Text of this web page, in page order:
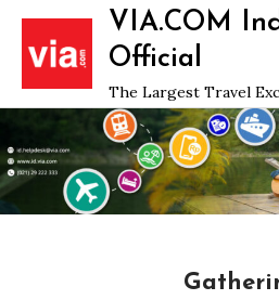
Skip
content
VIA.COM
Official
The Largest Travel